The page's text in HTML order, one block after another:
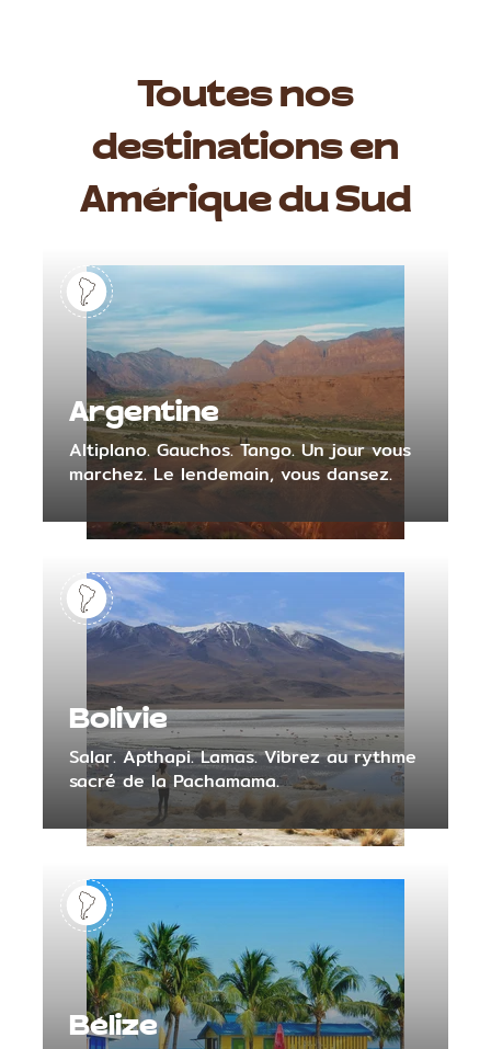
Toutes nos
destinations en
Amérique du Sud
Argentine
Altiplano. Gauchos. Tango. Un jour vous
marchez. Le lendemain, vous dansez.
Bolivie
Salar. Apthapi. Lamas. Vibrez au rythme
sacré de la Pachamama.
Bélize